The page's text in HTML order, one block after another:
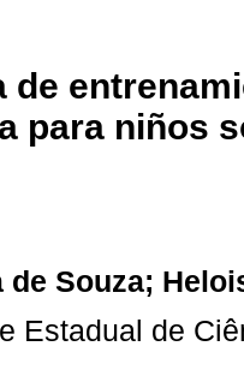
de
para niños
de Souza;
Estadual de